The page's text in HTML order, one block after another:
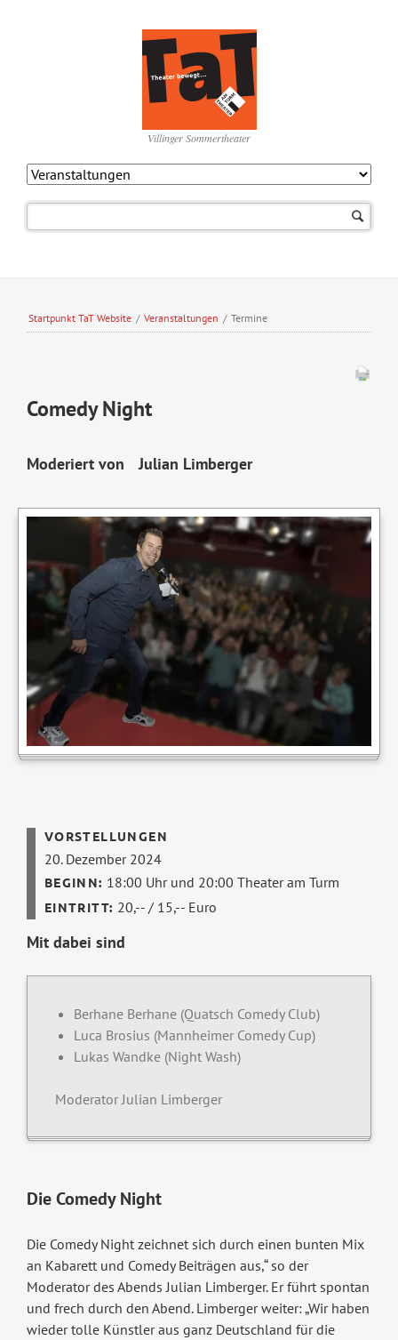
Villinger Sommertheater
Startpunkt TaT Website / Veranstaltungen / Termine
Comedy Night
Moderiert von Julian Limberger
20. Dezember 2024
18:00 Uhr und 20:00Theater am Turm
20,-- / 15,-- Euro
Mit dabei sind
Berhane Berhane (Quatsch Comedy Club)
Luca Brosius (Mannheimer Comedy Cup)
Lukas Wandke (Night Wash)
Moderator Julian Limberger
Die Comedy Night
Die Comedy Night zeichnet sich durch einen bunten Mix
an Kabarett und Comedy Beiträgen aus,“ so der
Moderator des Abends Julian Limberger. Er führt spontan
und frech durch den Abend. Limberger weiter: „Wir haben
wieder tolle Künstler aus ganz Deutschland für die